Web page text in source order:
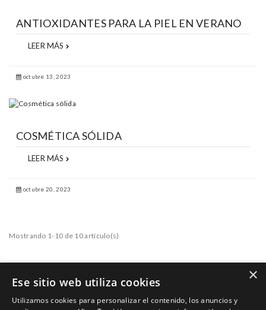
ANTIOXIDANTES PARA LA PIEL EN VERANO
LEER MÁS
octubre 13, 2023
COSMÉTICA SÓLIDA
LEER MÁS
octubre 20, 2023
Mostrando 1-10 de 10 artículo(s)
×
Ese sitio web utiliza cookies
Utilizamos cookies para personalizar el contenido, los anuncios y